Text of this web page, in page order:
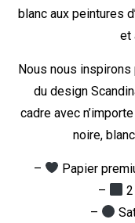
blanc aux peintures
et
Nous nous
du design
cadre avec
noire,
–
Papier
–
–